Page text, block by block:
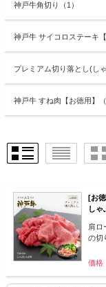
神戸牛角切り（1）
神戸牛 サイコロステーキ
プレミアム切り落とし(し
神戸牛 すね肉【お徳用】（
[お
し
肩ロ
の切
価格